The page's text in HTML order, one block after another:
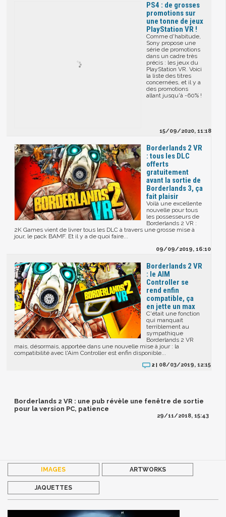
PS4 : de grosses
promotions sur
une tonne de jeux
PlayStation VR !
Comme d'habitude,
Sony propose une
série de promotions
dans un cadre très
précis : les jeux du
PlayStation VR. Voici
la liste des titres
concernées, et il y a
des promotions
allant jusqu'à -60% !
15/09/2020, 11:18
Borderlands 2 VR
: tous les DLC
offerts
gratuitement
avant la sortie de
Borderlands 3, ça
fait plaisir
Voilà une excellente
nouvelle pour tous
les possesseurs de
Borderlands 2 VR :
2K Games vient de livrer tous les DLC à travers une grosse mise à
jour, le pack BAMF. Et il y a de quoi faire...
09/09/2019, 16:10
Borderlands 2 VR
: le AIM
Controller se
rend enfin
compatible, ça
en jette un max
C'était une fonction
qui manquait
terriblement au
sympathique
Borderlands 2 VR
mais, désormais, apportée dans une nouvelle mise à jour : la
compatibilité avec l'Aim Controller est enfin disponible...
2 | 08/03/2019, 12:15
Borderlands 2 VR : une pub révèle une fenêtre de sortie
pour la version PC, patience
29/11/2018, 15:43
IMAGES ARTWORKS
JAQUETTES